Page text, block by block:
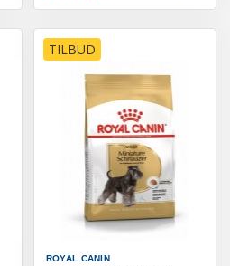
TILBUD
ROYAL CANIN